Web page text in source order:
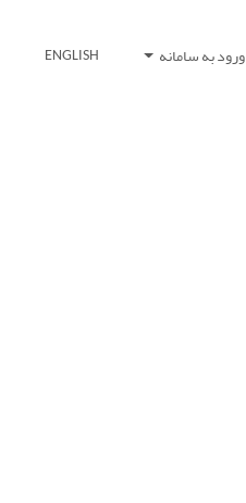
ورود به سامانه ENGLISH